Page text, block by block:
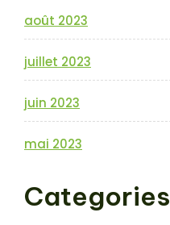
août 2023
juillet 2023
juin 2023
mai 2023
Categories